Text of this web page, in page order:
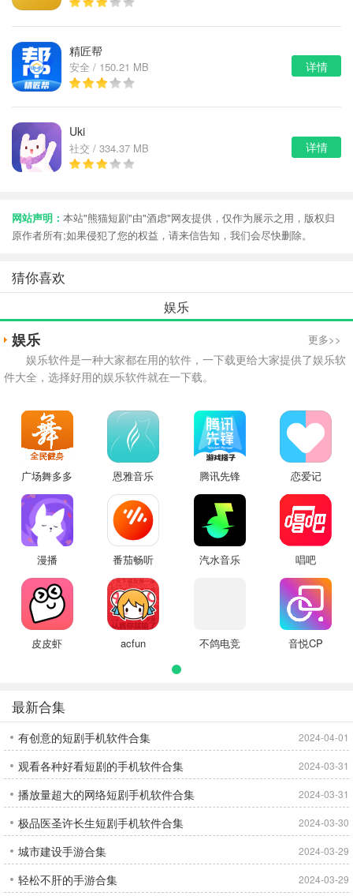
精匠帮
安全 / 150.21 MB 详情
Uki
社交 / 334.37 MB 详情
网站声明： 本站"熊猫短剧"由"酒虑"网友提供，仅作为展示之用，版权归
原作者所有;如果侵犯了您的权益，请来信告知，我们会尽快删除。
猜你喜欢
娱乐
娱乐 更多>>
娱乐软件是一种大家都在用的软件，一下载更给大家提供了娱乐软
件大全，选择好用的娱乐软件就在一下载。
广场舞多多 恩雅音乐 腾讯先锋 恋爱记
漫播 番茄畅听 汽水音乐 唱吧
皮皮虾 acfun 不鸽电竞 音悦CP
最新合集
有创意的短剧手机软件合集 2024-04-01
观看各种好看短剧的手机软件合集 2024-03-31
播放量超大的网络短剧手机软件合集 2024-03-31
极品医圣许长生短剧手机软件合集 2024-03-30
城市建设手游合集 2024-03-29
轻松不肝的手游合集 2024-03-29